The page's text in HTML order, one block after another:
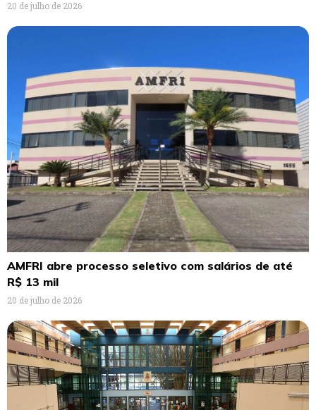
20 de julho de 2026
AMFRI abre processo seletivo com salários de até
R$ 13 mil
20 de julho de 2026